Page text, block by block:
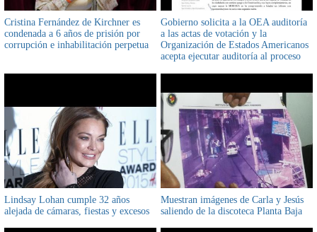
Cristina Fernández de Kirchner es
condenada a 6 años de prisión por
corrupción e inhabilitación perpetua
Gobierno solicita a la OEA auditoría
a las actas de votación y la
Organización de Estados Americanos
acepta ejecutar auditoría al proceso
Lindsay Lohan cumple 32 años
alejada de cámaras, fiestas y excesos
Muestran imágenes de Carla y Jesús
saliendo de la discoteca Planta Baja